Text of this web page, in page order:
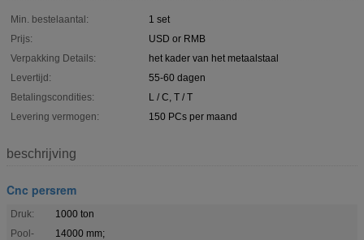
Min. bestelaantal:
1 set
Prijs:
USD or RMB
Verpakking Details:
het kader van het metaalstaal
Levertijd:
55-60 dagen
Betalingscondities:
L / C, T / T
Levering vermogen:
150 PCs per maand
beschrijving
Cnc persrem
Druk:
1000 ton
Pool-
14000 mm;